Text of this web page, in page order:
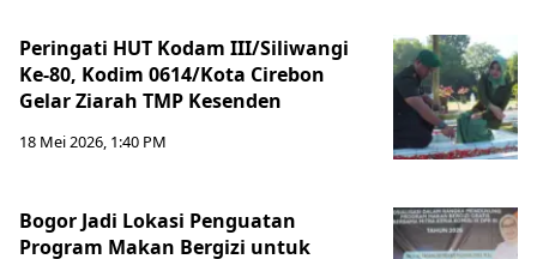
Peringati HUT Kodam III/Siliwangi
Ke-80, Kodim 0614/Kota Cirebon
Gelar Ziarah TMP Kesenden
18 Mei 2026, 1:40 PM
Bogor Jadi Lokasi Penguatan
Program Makan Bergizi untuk